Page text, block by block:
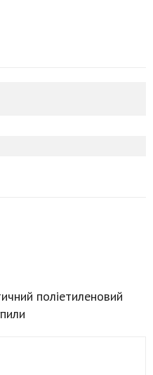
поліетиленовий